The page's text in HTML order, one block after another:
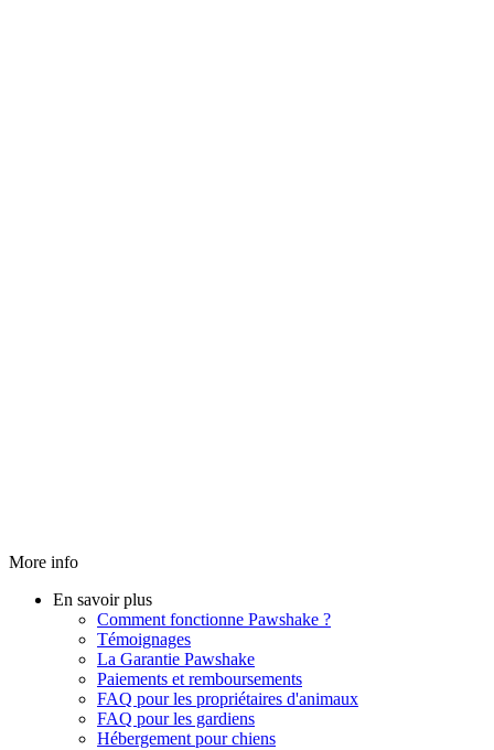
More info
En savoir plus
Comment fonctionne Pawshake ?
Témoignages
La Garantie Pawshake
Paiements et remboursements
FAQ pour les propriétaires d'animaux
FAQ pour les gardiens
Hébergement pour chiens